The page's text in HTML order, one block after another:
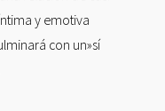
y emotiva
con un»sí